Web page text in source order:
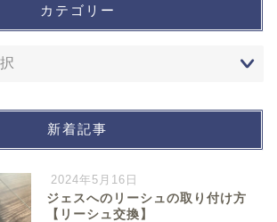
カテゴリー
新着記事
2024年5月16日
ジェスへのリーシュの取り付け方
【リーシュ交換】